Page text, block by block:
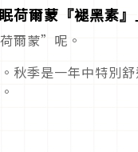
荷爾蒙『褪黑素』
爾蒙”呢。
秋季是一年中特別